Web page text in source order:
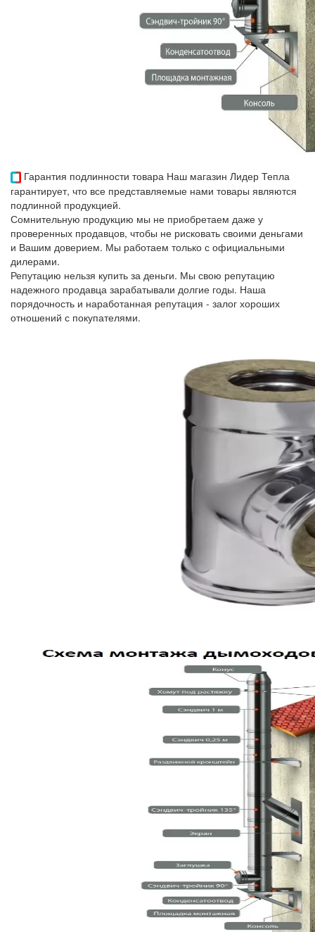
Гарантия подлинности товара Наш магазин Лидер Тепла
гарантирует, что все представляемые нами товары являются
подлинной продукцией.
Сомнительную продукцию мы не приобретаем даже у
проверенных продавцов, чтобы не рисковать своими деньгами
и Вашим доверием. Мы работаем только с официальными
дилерами.
Репутацию нельзя купить за деньги. Мы свою репутацию
надежного продавца зарабатывали долгие годы. Наша
порядочность и наработанная репутация - залог хороших
отношений с покупателями.